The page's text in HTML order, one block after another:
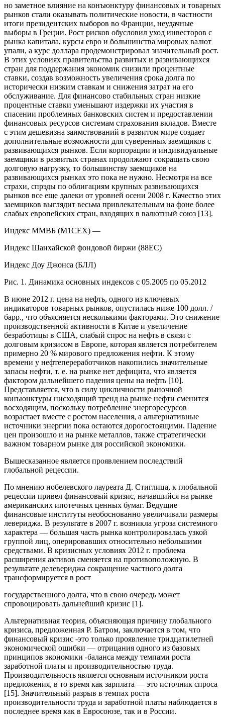
но заметное влияние на конъюнктуру финансовых и товарных
рынков стали оказывать политические новости, в частности
итоги президентских выборов во Франции, неудачные
выборы в Греции. Рост рисков обусловил уход инвесторов с
рынка капитала, курсы евро и большинства мировых валют
упали, а курс доллара продемонстрировал значительный рост.
В этих условиях правительства развитых и развивающихся
стран для поддержания экономик снизили процентные
ставки, создав возможность увеличения срока долга по
исторически низким ставкам и снижения затрат на его
обслуживание. Для финансово стабильных стран низкие
процентные ставки уменьшают издержки их участия в
спасении проблемных банковских систем и предоставлении
финансовых ресурсов системам страхования вкладов. Вместе
с этим дешевизна заимствований в развитом мире создает
дополнительные возможности для суверенных заемщиков с
развивающихся рынков. Если корпорации и индивидуальные
заемщики в развитых странах продолжают сокращать свою
долговую нагрузку, то большинству заемщиков на
развивающихся рынках это пока не нужно. Несмотря на все
страхи, спрэды по облигациям крупных развивающихся
рынков все еще далеки от уровней осени 2008 г. Качество этих
заемщиков выглядит весьма привлекательным на фоне более
слабых европейских стран, входящих в валютный союз [13].
Индекс ММВБ (М1СЕХ) —
Индекс Шанхайской фондовой биржи (88ЕС)
Индекс Доу Джонса (БЛЛ)
Рис. 1. Динамика основных индексов с 05.2005 по 05.2012
В июне 2012 г. цена на нефть, одного из ключевых
индикаторов товарных рынков, опустилась ниже 100 долл. /
барр., что объясняется несколькими факторами. Это снижение
производственной активности в Китае и увеличение
безработицы в США, слабый спрос на нефть в связи с
долговым кризисом в Европе, которая является потребителем
примерно 20 % мирового предложения нефти. К этому
времени у нефтепереработчиков накопились значительные
запасы нефти, т. е. на рынке нет дефицита, что является
фактором дальнейшего падения цены на нефть [10].
Представляется, что в силу цикличности рыночной
конъюнктуры нисходящий тренд на рынке нефти сменится
восходящим, поскольку потребление энергоресурсов
возрастает вместе с ростом населения, а альтернативные
источники энергии пока остаются дорогостоящими. Падение
цен произошло и на рынке металлов, также стратегически
важном товарном рынке для российской экономики.
Вышесказанное является проявлением последствий
глобальной рецессии.
По мнению нобелевского лауреата Д. Стиглица, к глобальной
рецессии привел финансовый кризис, начавшийся на рынке
американских ипотечных ценных бумаг. Ведущие
финансовые институты необоснованно увеличивали размеры
левериджа. В результате в 2007 г. возникла угроза системного
характера — большая часть рынка контролировалась узкой
группой лиц, оперировавших относительно небольшими
средствами. В кризисных условиях 2012 г. проблема
расширения активов сменяется на противоположную. В
результате делевериджа сокращение частного долга
трансформируется в рост
государственного долга, что в свою очередь может
спровоцировать дальнейший кризис [1].
Альтернативная теория, объясняющая причину глобального
кризиса, предложенная Р. Батром, заключается в том, что
финансовый кризис -это только проявление тридцатилетней
экономической ошибки — отрицания одного из базовых
принципов экономики -баланса между темпами роста
заработной платы и производительностью труда.
Производительность является основным источником роста
предложения, в то время как зарплата — это источник спроса
[15]. Значительный разрыв в темпах роста
производительности труда и заработной платы наблюдается в
последнее время как в Евросоюзе, так и в России.